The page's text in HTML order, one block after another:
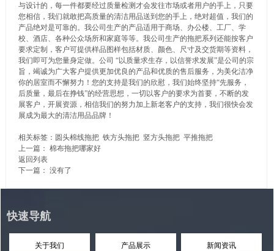
与设计的，每一件都要经过质量检测才会发往市场或者用户的手上，只要
您相信，我们就敢把高质量的清洁用品送到您的手上，绝对超值，我们的
产品绝对是可靠的。我公司生产的产品适用于商场、办公楼、工厂、学
校、酒店、各种公众场所和家庭等等。我公司生产的拖把系列还能按客户
要求定制，客户可提供样品图样包括材质、颜色、尺寸及交货期等资料，
我们即可为您量身定做。公司 “以质量求生存，以信誉求发展”是公司的宗
旨，竭诚为广大客户提供更加优良的产品和优质的售后服务，为美化洁净
你的居室而不懈努力！您的支持是我们的欣慰，我们始终坚持“先服务，
后质量，最后在挣钱”的经营思想，一切以客户的要求为首要，不断的发
展客户，开展资源，相信我们的努力加上新老客户的支持，我们很快会发
展成为最大的清洁用品品牌！
相关标签： 圆头棉线拖把 铁方头拖把 竖方头拖把 平推拖把
上一篇： 棉布拖把哪家好
返回列表
下一篇： 没有了
快速导航
关于我们 产品展示 新闻资讯